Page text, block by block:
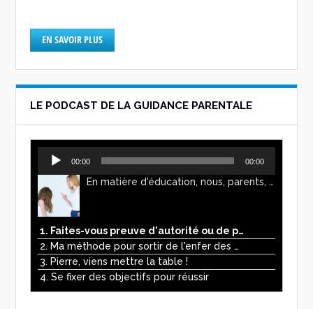
EN SAVOIR PLUS
LE PODCAST DE LA GUIDANCE PARENTALE
Lecteur
audio
00:00 00:00
En matière d'éducation, nous, parents, avons l'impression de faire preuve d'autorité. Mais n'est-ce pas, parfois, plutôt un jeu de pouvoir ? Ce podcast vous permettra d'y voir plus clair !
1. Faites-vous preuve d'autorité ou de pouvoir avec vos enfants ?
2. Ma méthode pour sortir de l'enfer des écrans
3. Pierre, viens mettre la table !
4. Se fixer des objectifs pour réussir